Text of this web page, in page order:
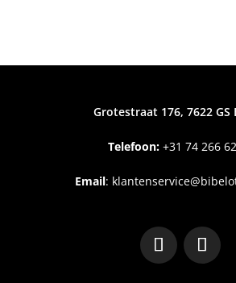
Grotestraat 176, 7622 GS
Telefoon:+31 74 266
Email: